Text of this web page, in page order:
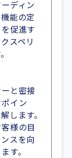
ディン
能の定
促進す
スペリ
と密接
イン
します。
様の目
スを向
す。